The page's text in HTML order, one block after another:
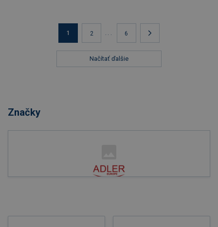
Načítať ďalšie
1 2 ... 6
Značky